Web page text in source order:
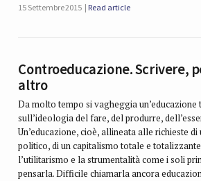
15 Settembre 2015 Read article
Controeducazione. Scrivere,
altro
Da molto tempo si vagheggia un’educazione
sull’ideologia del fare, del produrre,
Un’educazione, cioè, allineata alle richieste
politico, di un capitalismo totale e
l’utilitarismo e la strumentalità come i soli
pensarla. Difficile chiamarla ancora